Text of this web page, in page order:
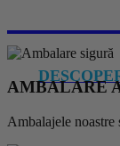
AMBALARE
Ambalajele